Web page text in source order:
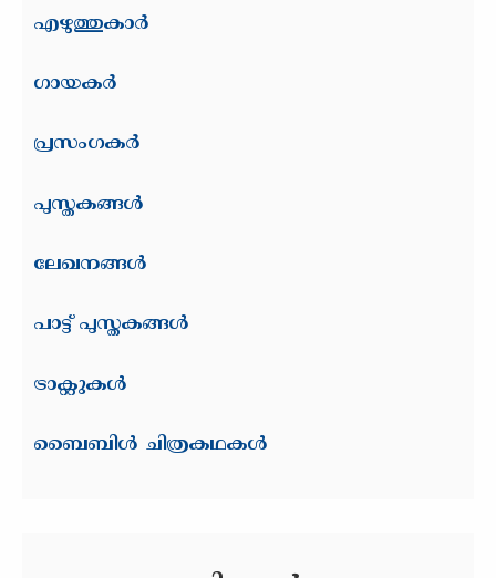
എഴുത്തുകാര്‍
ഗായകര്‍
പ്രസംഗകര്‍
പുസ്തകങ്ങള്‍
ലേഖനങ്ങള്‍
പാട്ട് പുസ്തകങ്ങള്‍
ട്രാക്റ്റുകള്‍
ബൈബിള്‍ ചിത്രകഥകള്‍